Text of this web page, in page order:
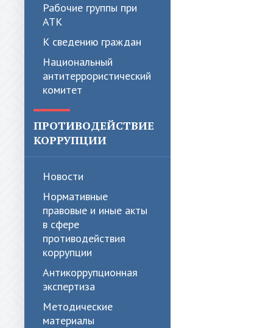
Рабочие группы при
АТК
К сведению граждан
Национальный
антитеррористический
комитет
ПРОТИВОДЕЙСТВИЕ
КОРРУПЦИИ
Новости
Нормативные
правовые и иные акты
в сфере
противодействия
коррупции
Антикоррупционная
экспертиза
Методические
материалы